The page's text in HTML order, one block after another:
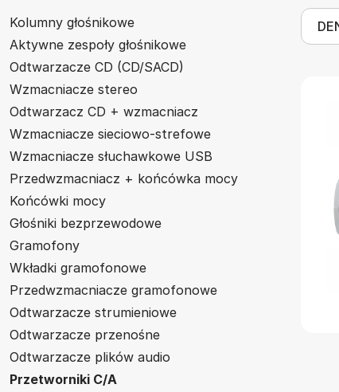
Kolumny głośnikowe
Aktywne zespoły głośnikowe
Odtwarzacze CD (CD/SACD)
Wzmacniacze stereo
Odtwarzacz CD + wzmacniacz
Wzmacniacze sieciowo-strefowe
Wzmacniacze słuchawkowe USB
Przedwzmacniacz + końcówka mocy
Końcówki mocy
Głośniki bezprzewodowe
Gramofony
Wkładki gramofonowe
Przedwzmacniacze gramofonowe
Odtwarzacze strumieniowe
Odtwarzacze przenośne
Odtwarzacze plików audio
Przetworniki C/A